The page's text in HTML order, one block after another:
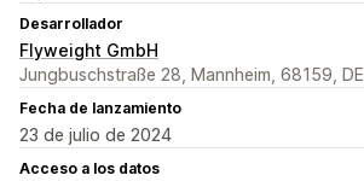
Desarrollador
Flyweight GmbH
Jungbuschstraße 28, Mannheim, 68159, DE
Fecha de lanzamiento
23 de julio de 2024
Acceso a los datos